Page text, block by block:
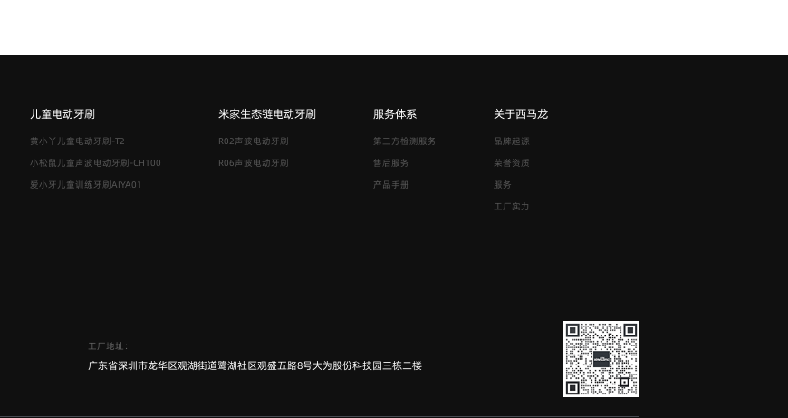
儿童电动牙刷
黄小丫儿童电动牙刷-T2
小松鼠儿童声波电动牙刷-CH100
爱小牙儿童训练牙刷AIYA01
米家生态链电动牙刷
R02声波电动牙刷
R06声波电动牙刷
服务体系
第三方检测服务
售后服务
产品手册
关于西马龙
品牌起源
荣誉资质
服务
工厂实力
工厂地址：
广东省深圳市龙华区观湖街道鹭湖社区观盛五路8号大为股份科技园三栋二楼